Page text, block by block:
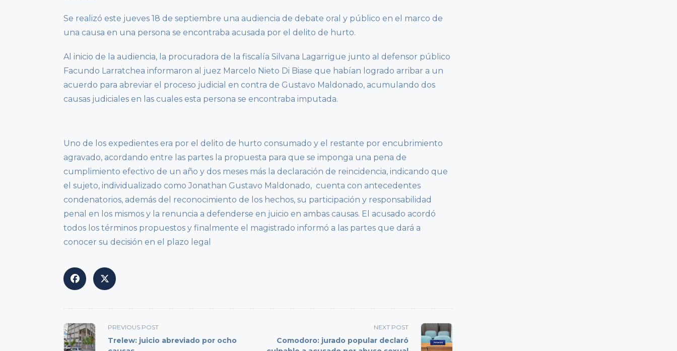
Se realizó este jueves 18 de septiembre una audiencia de debate oral y público en el marco de
una causa en una persona se encontraba acusada por el delito de hurto.
Al inicio de la audiencia, la procuradora de la fiscalía Silvana Lagarrigue junto al defensor público
Facundo Larratchea informaron al juez Marcelo Nieto Di Biase que habían logrado arribar a un
acuerdo para abreviar el proceso judicial en contra de Gustavo Maldonado, acumulando dos
causas judiciales en las cuales esta persona se encontraba imputada.
Uno de los expedientes era por el delito de hurto consumado y el restante por encubrimiento
agravado, acordando entre las partes la propuesta para que se imponga una pena de
cumplimiento efectivo de un año y dos meses más la declaración de reincidencia, indicando que
el sujeto, individualizado como Jonathan Gustavo Maldonado, cuenta con antecedentes
condenatorios, además del reconocimiento de los hechos, su participación y responsabilidad
penal en los mismos y la renuncia a defenderse en juicio en ambas causas. El acusado acordó
todos los términos propuestos y finalmente el magistrado informó a las partes que dará a
conocer su decisión en el plazo legal
<span
class="nav-
PREVIOUS POST
Trelew: juicio abreviado por ocho
NEXT POST
Comodoro: jurado popular declaró